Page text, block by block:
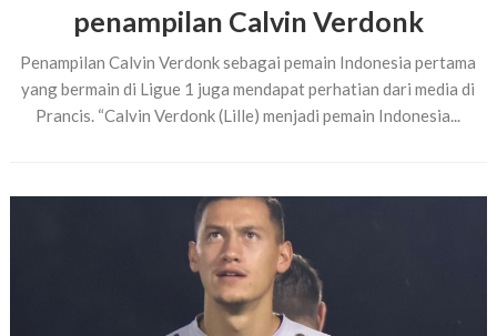
penampilan Calvin Verdonk
Penampilan Calvin Verdonk sebagai pemain Indonesia pertama
yang bermain di Ligue 1 juga mendapat perhatian dari media di
Prancis. “Calvin Verdonk (Lille) menjadi pemain Indonesia...